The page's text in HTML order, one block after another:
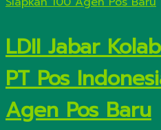
LDII Jabar
PT Pos
Agen Pos Baru